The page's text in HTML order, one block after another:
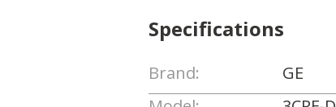
Specifications
Brand:
GE